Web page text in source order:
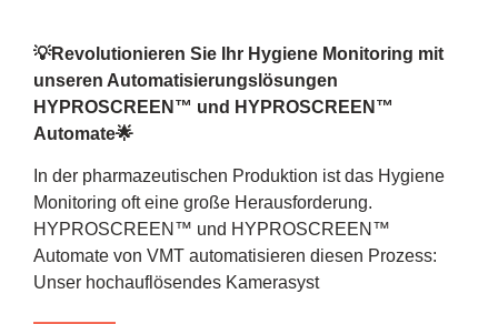
💡Revolutionieren Sie Ihr Hygiene Monitoring mit
unseren Automatisierungslösungen
HYPROSCREEN™ und HYPROSCREEN™
Automate🌟
In der pharmazeutischen Produktion ist das Hygiene
Monitoring oft eine große Herausforderung.
HYPROSCREEN™ und HYPROSCREEN™
Automate von VMT automatisieren diesen Prozess:
Unser hochauflösendes Kamerasyst